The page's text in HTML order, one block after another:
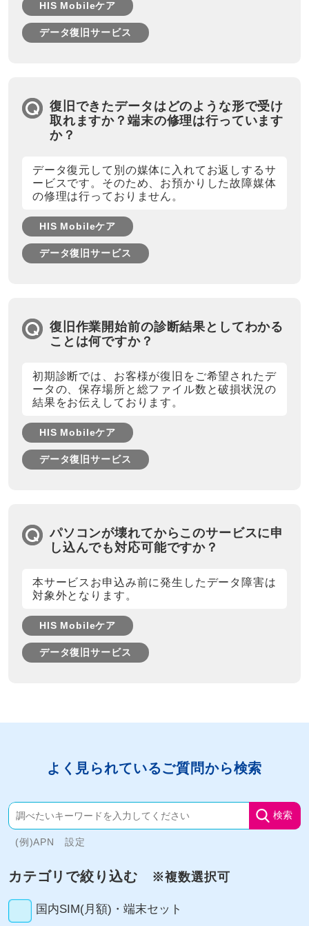
HIS Mobileケア
データ復旧サービス
復旧できたデータはどのような形で受け
取れますか？端末の修理は行っています
か？
データ復元して別の媒体に入れてお返しするサ
ービスです。そのため、お預かりした故障媒体
の修理は行っておりません。
HIS Mobileケア
データ復旧サービス
復旧作業開始前の診断結果としてわかる
ことは何ですか？
初期診断では、お客様が復旧をご希望されたデ
ータの、保存場所と総ファイル数と破損状況の
結果をお伝えしております。
HIS Mobileケア
データ復旧サービス
パソコンが壊れてからこのサービスに申
し込んでも対応可能ですか？
本サービスお申込み前に発生したデータ障害は
対象外となります。
HIS Mobileケア
データ復旧サービス
よく⾒られているご質問から検索
(例)APN 設定
カテゴリで絞り込む ※複数選択可
国内SIM(月額)・端末セット
検索